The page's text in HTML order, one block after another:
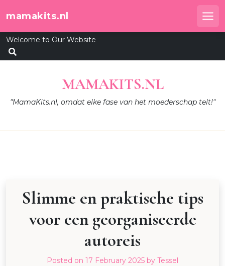
tomamakits.nl
Welcome to Our Website
MAMAKITS.NL
"MamaKits.nl, omdat elke fase van het moederschap telt!"
Slimme en praktische tips
voor een georganiseerde
autoreis
Posted on 17 February 2025 by Tessel